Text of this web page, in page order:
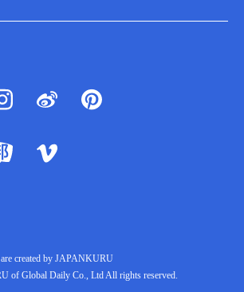
created by JAPANKURU
of Global Daily Co., Ltd All rights reserved.